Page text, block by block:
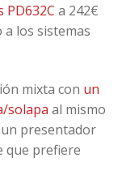
a 242€
los sistemas
mixta con un
solapa al mismo
presentador
que prefiere